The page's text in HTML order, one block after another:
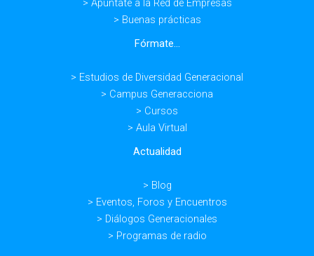
> Apúntate a la Red de Empresas
> Buenas prácticas
Fórmate...
> Estudios de Diversidad Generacional
> Campus Generacciona
> Cursos
> Aula Virtual
Actualidad
> Blog
> Eventos, Foros y Encuentros
> Diálogos Generacionales
> Programas de radio